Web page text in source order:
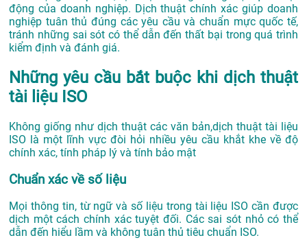
động của doanh nghiệp. Dịch thuật chính xác giúp doanh
nghiệp tuân thủ đúng các yêu cầu và chuẩn mực quốc tế,
tránh những sai sót có thể dẫn đến thất bại trong quá trình
kiểm định và đánh giá.
Những yêu cầu bắt buộc khi dịch thuật
tài liệu ISO
Không giống như dịch thuật các văn bản,dịch thuật tài liệu
ISO là một lĩnh vực đòi hỏi nhiều yêu cầu khắt khe về độ
chính xác, tính pháp lý và tính bảo mật
Chuẩn xác về số liệu
Mọi thông tin, từ ngữ và số liệu trong tài liệu ISO cần được
dịch một cách chính xác tuyệt đối. Các sai sót nhỏ có thể
dẫn đến hiểu lầm và không tuân thủ tiêu chuẩn ISO.